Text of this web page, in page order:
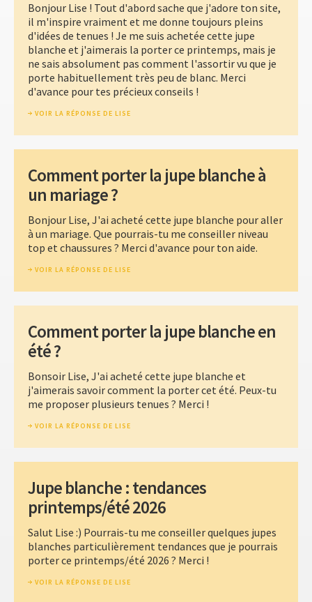
Bonjour Lise ! Tout d'abord sache que j'adore ton site,
il m'inspire vraiment et me donne toujours pleins
d'idées de tenues ! Je me suis achetée cette jupe
blanche et j'aimerais la porter ce printemps, mais je
ne sais absolument pas comment l'assortir vu que je
porte habituellement très peu de blanc. Merci
d'avance pour tes précieux conseils !
VOIR LA RÉPONSE DE LISE
Comment porter la jupe blanche à
un mariage ?
Bonjour Lise, J'ai acheté cette jupe blanche pour aller
à un mariage. Que pourrais-tu me conseiller niveau
top et chaussures ? Merci d'avance pour ton aide.
VOIR LA RÉPONSE DE LISE
Comment porter la jupe blanche en
été ?
Bonsoir Lise, J'ai acheté cette jupe blanche et
j'aimerais savoir comment la porter cet été. Peux-tu
me proposer plusieurs tenues ? Merci !
VOIR LA RÉPONSE DE LISE
Jupe blanche : tendances
printemps/été 2026
Salut Lise :) Pourrais-tu me conseiller quelques jupes
blanches particulièrement tendances que je pourrais
porter ce printemps/été 2026 ? Merci !
VOIR LA RÉPONSE DE LISE